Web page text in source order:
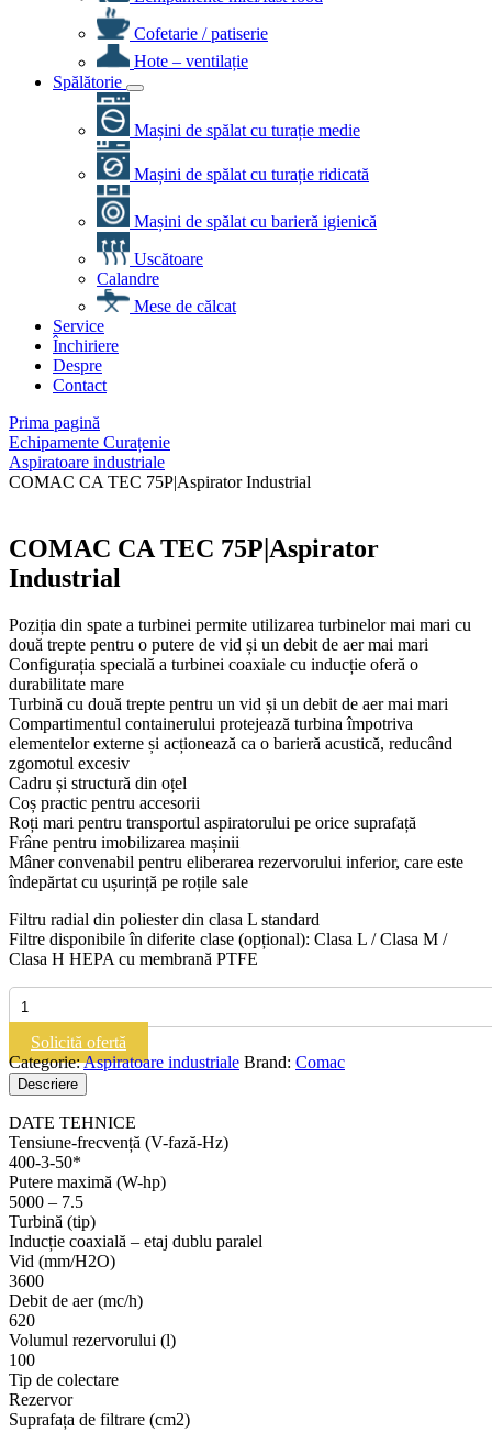
Cofetarie / patiserie
Hote – ventilație
Spălătorie
Mașini de spălat cu turație medie
Mașini de spălat cu turație ridicată
Mașini de spălat cu barieră igienică
Uscătoare
Calandre
Mese de călcat
Service
Închiriere
Despre
Contact
Prima pagină
Echipamente Curațenie
Aspiratoare industriale
COMAC CA TEC 75P|Aspirator Industrial
COMAC CA TEC 75P|Aspirator
Industrial
Poziția din spate a turbinei permite utilizarea turbinelor mai mari cu
două trepte pentru o putere de vid și un debit de aer mai mari
Configurația specială a turbinei coaxiale cu inducție oferă o
durabilitate mare
Turbină cu două trepte pentru un vid și un debit de aer mai mari
Compartimentul containerului protejează turbina împotriva
elementelor externe și acționează ca o barieră acustică, reducând
zgomotul excesiv
Cadru și structură din oțel
Coș practic pentru accesorii
Roți mari pentru transportul aspiratorului pe orice suprafață
Frâne pentru imobilizarea mașinii
Mâner convenabil pentru eliberarea rezervorului inferior, care este
îndepărtat cu ușurință pe roțile sale
Filtru radial din poliester din clasa L standard
Filtre disponibile în diferite clase (opțional): Clasa L / Clasa M /
Clasa H HEPA cu membrană PTFE
Cantitate
COMAC
TEC
75P|Aspirator
Industrial
Solicită ofertă
Categorie:Aspiratoare industriale Brand: Comac
Descriere
DATE TEHNICE
Tensiune-frecvență (V-fază-Hz)
400-3-50*
Putere maximă (W-hp)
5000 – 7.5
Turbină (tip)
Inducție coaxială – etaj dublu paralel
Vid (mm/H2O)
3600
Debit de aer (mc/h)
620
Volumul rezervorului (l)
100
Tip de colectare
Rezervor
Suprafața de filtrare (cm2)